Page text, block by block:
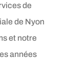
de
de Nyon
et notre
années